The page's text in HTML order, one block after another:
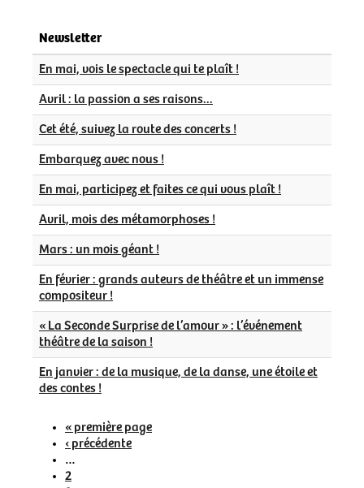
Newsletter
En mai, vois le spectacle qui te plaît !
Avril : la passion a ses raisons...
Cet été, suivez la route des concerts !
Embarquez avec nous !
En mai, participez et faites ce qui vous plaît !
Avril, mois des métamorphoses !
Mars : un mois géant !
En février : grands auteurs de théâtre et un immense
compositeur !
« La Seconde Surprise de l’amour » : l’événement
théâtre de la saison !
En janvier : de la musique, de la danse, une étoile et
des contes !
Pagination
première
page
« première page
page
précédente
‹ précédente
…
Page
2